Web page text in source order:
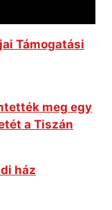
Támogatási
meg egy
a Tiszán
ház